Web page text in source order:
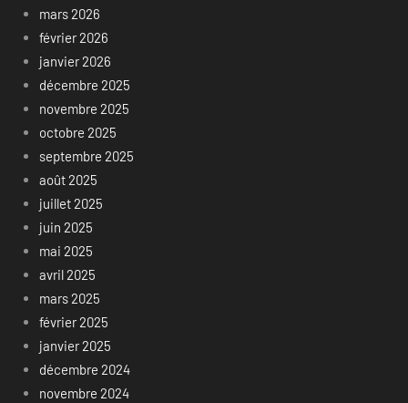
mars 2026
février 2026
janvier 2026
décembre 2025
novembre 2025
octobre 2025
septembre 2025
août 2025
juillet 2025
juin 2025
mai 2025
avril 2025
mars 2025
février 2025
janvier 2025
décembre 2024
novembre 2024